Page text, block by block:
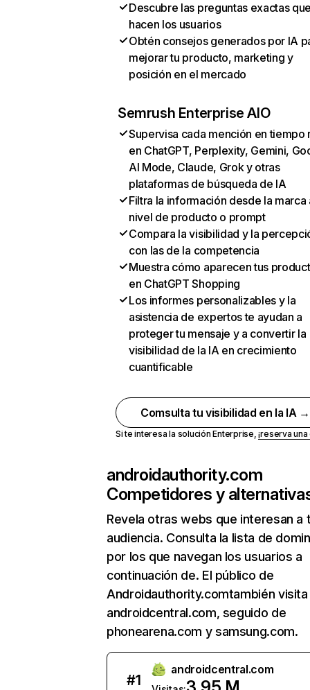
Descubre las preguntas exactas
hacen los usuarios
Obtén consejos generados por IA
mejorar tu producto, marketing y
posición en el mercado
Semrush Enterprise AIO
Supervisa cada mención en tiempo
en ChatGPT, Perplexity, Gemini,
AI Mode, Claude, Grok y otras
plataformas de búsqueda de IA
Filtra la información desde la marca
nivel de producto o prompt
Compara la visibilidad y la
con las de la competencia
Muestra cómo aparecen tus
en ChatGPT Shopping
Los informes personalizables y la
asistencia de expertos te ayudan a
proteger tu mensaje y a convertir la
visibilidad de la IA en crecimiento
cuantificable
Comsulta tu visibilidad en la IA →
Si te interesa la solución Enterprise,¡reserva
androidauthority.com
Competidores y
Revela otras webs que interesan a
audiencia. Consulta la lista de
por los que navegan los usuarios a
continuación de. El público de
Androidauthority.comtambién visita
androidcentral.com, seguido de
phonearena.com y samsung.com.
#1
androidcentral.com